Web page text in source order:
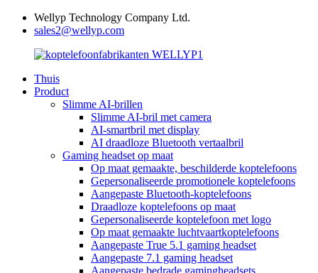
Wellyp Technology Company Ltd.
sales2@wellyp.com
Thuis
Product
Slimme AI-brillen
Slimme AI-bril met camera
AI-smartbril met display
AI draadloze Bluetooth vertaalbril
Gaming headset op maat
Op maat gemaakte, beschilderde koptelefoons
Gepersonaliseerde promotionele koptelefoons
Aangepaste Bluetooth-koptelefoons
Draadloze koptelefoons op maat
Gepersonaliseerde koptelefoon met logo
Op maat gemaakte luchtvaartkoptelefoons
Aangepaste True 5.1 gaming headset
Aangepaste 7.1 gaming headset
Aangepaste bedrade gamingheadsets